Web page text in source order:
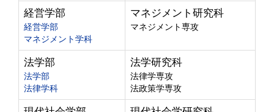
経営学部
経営学部
マネジメント学科
マネジメント研究科
マネジメント専攻
法学部
法学部
法律学科
法学研究科
法律学専攻
法政策学専攻